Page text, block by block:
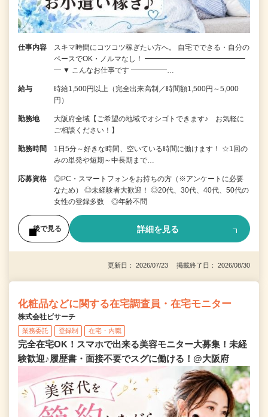
仕事内容
スキマ時間にコツコツ稼ぎたい方へ。 自宅でできる・自分の
ペースでOK・ノルマなし！ ━━━━━━━━━━━━━━
━ ▼ こんなお仕事です ━━━━━…
給与
時給1,500円以上（完全出来高制／時間額1,500円～5,000
円）
勤務地
大阪府全域【ご希望の地域でオシゴトできます♪ お気軽に
ご相談ください！】
勤務時間
1日5分～好きな時間、空いている時間に働けます！ ☆1回の
みの単発や短期～中長期まで…
応募資格
◎PC・スマートフォンをお持ちの方（※アンケートに必要
なため） ◎未経験者大歓迎！ ◎20代、30代、40代、50代の
女性の登録多数 ◎年齢不問
後で見る 詳細を見る
更新日： 2026/07/23 掲載終了日： 2026/08/30
化粧品などに関する在宅調査員・在宅モニター
株式会社ビサーチ
業務委託 登録制 在宅・内職
完全在宅OK！スマホで出来る美容モニター大募集！未経
験歓迎♪履歴書・面接不要でスグに働ける！@大阪府